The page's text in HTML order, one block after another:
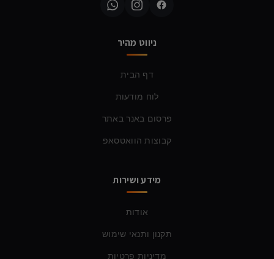
ניווט מהיר
דף הבית
לוח מודעות
פרסום באנר באתר
קבוצות הוואטסאפ
מידע ושירות
אודות
תקנון ותנאי שימוש
מדיניות פרטיות